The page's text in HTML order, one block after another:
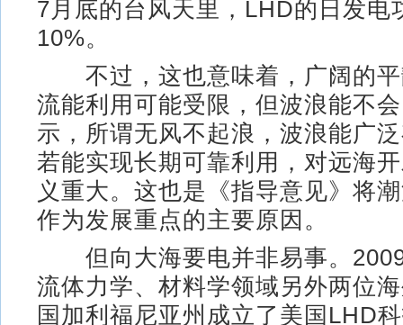
7月底的台风天里，LHD的日发电
10%。
不过，这也意味着，广阔的平
流能利用可能受限，但波浪能不
示，所谓无风不起浪，波浪能广
若能实现长期可靠利用，对远海
义重大。这也是《指导意见》将
作为发展重点的主要原因。
但向大海要电并非易事。
流体力学、材料学领域另外两位
国加利福尼亚州成立了美国LHD